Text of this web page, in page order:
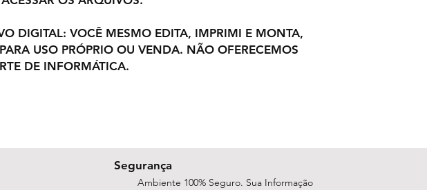
DIGITAL: VOCÊ MESMO EDITA, IMPRIMI E MONTA,
USO PRÓPRIO OU VENDA. NÃO OFERECEMOS
DE INFORMÁTICA.
Segurança
Ambiente 100% Seguro. Sua Informação